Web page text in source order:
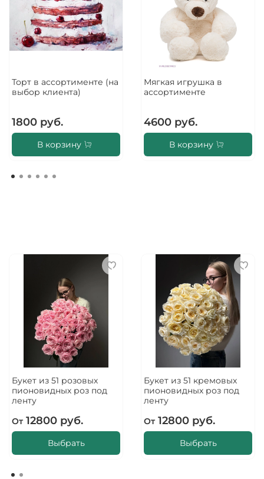
Торт в ассортименте (на
выбор клиента)
1800 руб.
В корзину
Мягкая игрушка в
ассортименте
4600 руб.
В корзину
Букет из 51 розовых
пионовидных роз под
ленту
От 12800 руб.
Выбрать
Букет из 51 кремовых
пионовидных роз под
ленту
От 12800 руб.
Выбрать